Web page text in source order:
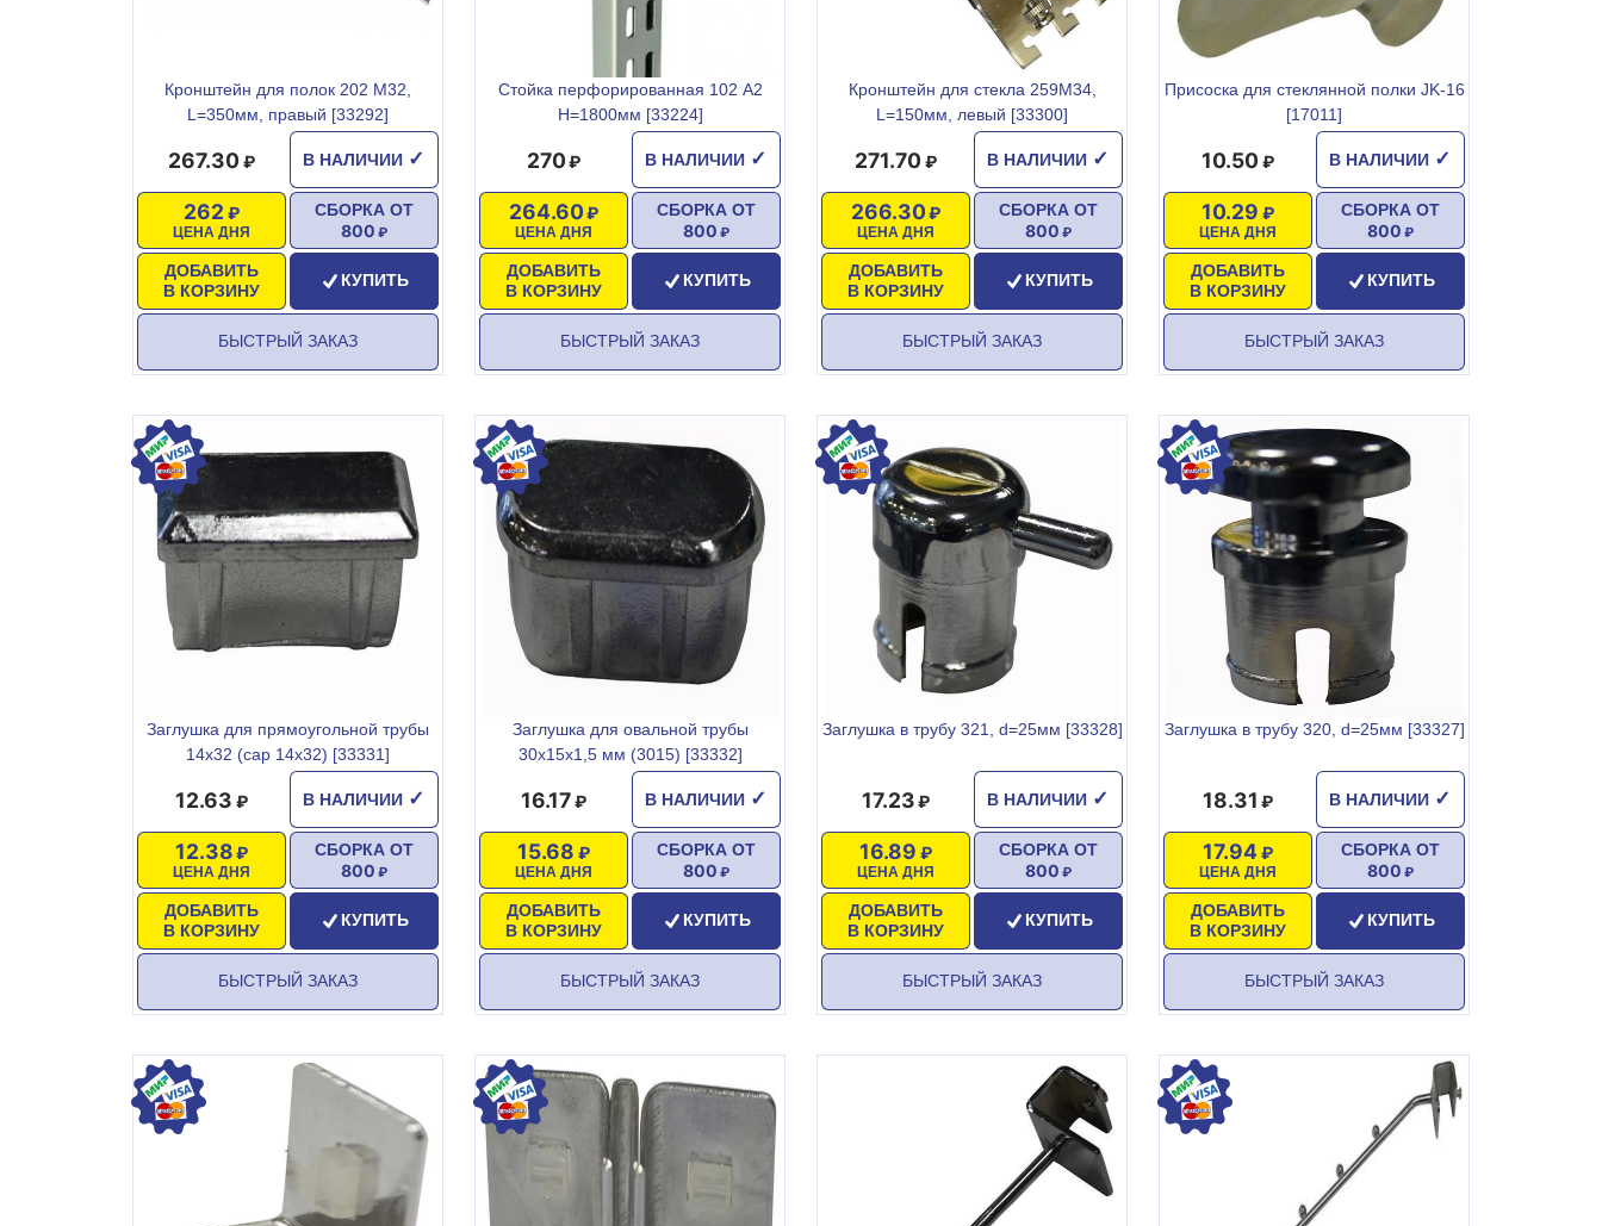
Кронштейн для полок 202 М32,
L=350мм, правый [33292]
В НАЛИЧИИ ✓
267.30
ЦЕНА ДНЯ
262
ДОБАВИТЬ
В КОРЗИНУ
СБОРКА ОТ
800
КУПИТЬ
БЫСТРЫЙ ЗАКАЗ
Стойка перфорированная 102 А2
H=1800мм [33224]
В НАЛИЧИИ ✓
270
ЦЕНА ДНЯ
264.60
ДОБАВИТЬ
В КОРЗИНУ
СБОРКА ОТ
800
КУПИТЬ
БЫСТРЫЙ ЗАКАЗ
Кронштейн для стекла 259М34,
L=150мм, левый [33300]
В НАЛИЧИИ ✓
271.70
ЦЕНА ДНЯ
266.30
ДОБАВИТЬ
В КОРЗИНУ
СБОРКА ОТ
800
КУПИТЬ
БЫСТРЫЙ ЗАКАЗ
Присоска для стеклянной полки JK-16
[17011]
В НАЛИЧИИ ✓
10.50
ЦЕНА ДНЯ
10.29
ДОБАВИТЬ
В КОРЗИНУ
СБОРКА ОТ
800
КУПИТЬ
БЫСТРЫЙ ЗАКАЗ
Заглушка для прямоугольной трубы
14х32 (cap 14х32) [33331]
В НАЛИЧИИ ✓
12.63
ЦЕНА ДНЯ
12.38
ДОБАВИТЬ
В КОРЗИНУ
СБОРКА ОТ
800
КУПИТЬ
БЫСТРЫЙ ЗАКАЗ
Заглушка для овальной трубы
30х15х1,5 мм (3015) [33332]
В НАЛИЧИИ ✓
16.17
ЦЕНА ДНЯ
15.68
ДОБАВИТЬ
В КОРЗИНУ
СБОРКА ОТ
800
КУПИТЬ
БЫСТРЫЙ ЗАКАЗ
Заглушка в трубу 321, d=25мм [33328]
В НАЛИЧИИ ✓
17.23
ЦЕНА ДНЯ
16.89
ДОБАВИТЬ
В КОРЗИНУ
СБОРКА ОТ
800
КУПИТЬ
БЫСТРЫЙ ЗАКАЗ
Заглушка в трубу 320, d=25мм [33327]
В НАЛИЧИИ ✓
18.31
ЦЕНА ДНЯ
17.94
ДОБАВИТЬ
В КОРЗИНУ
СБОРКА ОТ
800
КУПИТЬ
БЫСТРЫЙ ЗАКАЗ